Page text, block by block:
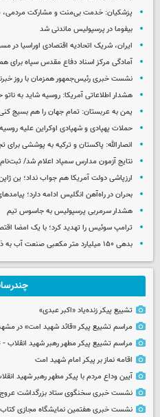
پزشکیان: خدمت بی‌منت و مشارکت
بیفوما در پرسپولیس ماندنی شد
ایران، شریک اتحادیه اقتصادی اوراسیا در
آمادگی مرکز اسناد دفاع مقدس سپاه برای
نشست خبری رئیس‌جمهور همزمان با روز
هشدار اطلاعاتی آمریکا: روسیه شاید به ناتو
یمن به عربستان: تمام جهان را هم بسیج
حملات پهپادی و شهپادی اوکراین علیه روسیه
انصارالله: پاکستان و ترکیه به پوششی برای
نتایج آزمون مدارس سمپاد اعلام شد/ ثبت‌نام
ارزپاشی دولت آمریکا هم جواب نداد؛ ین
بحران در راه‌آهن انگلیس ادامه دارد؛ پیامدهای قطعی 90
هشدار سرمربی پرسپولیس به جاسوس تیم
ترامپ سوئیس را تهدید کرد؛ با یک امضا
بدهی ۱۵۰ میلیارد متر مکعبی صنعت آب به ذخایر زیرزمینی کشور
تشییع پیکر زنده‌یاد «اکبر عبدی»
مراسم تشییع پیکر «قائد شهید امت» در
مراسم تشییع پیکر مطهر رهبر شهید انقلاب -
اقامه نماز بر پیکر امام شهید امت
آیین وداع مردم با پیکر مطهر رهبر شهید
نشست خبری سخنگوی ستاد بزرگداشت عروج
نشست خبری هفتمین نمایشگاه مجازی کتاب